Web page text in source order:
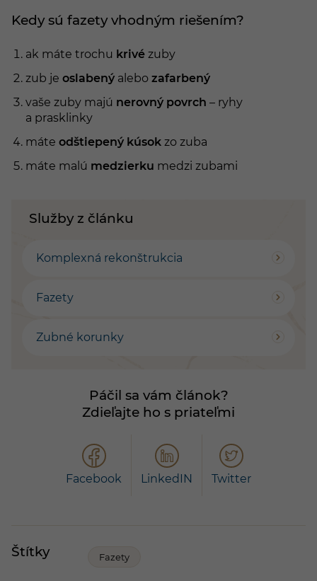
Kedy sú fazety vhodným riešením?
ak máte trochu krivé zuby
zub je oslabený alebo zafarbený
vaše zuby majú nerovný povrch – ryhy
a prasklinky
máte odštiepený kúsok zo zuba
máte malú medzierku medzi zubami
Služby z článku
Komplexná rekonštrukcia
Fazety
Zubné korunky
Páčil sa vám článok?
Zdieľajte ho s priateľmi
Facebook LinkedIN Twitter
Štítky Fazety